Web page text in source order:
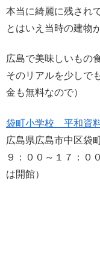
本当に綺麗に残され
とはいえ当時の建物
広島で美味しいもの
そのリアルを少しで
金も無料なので）
袋町小学校 平和資
広島県広島市中区袋
９：００～１７：０
は開館）